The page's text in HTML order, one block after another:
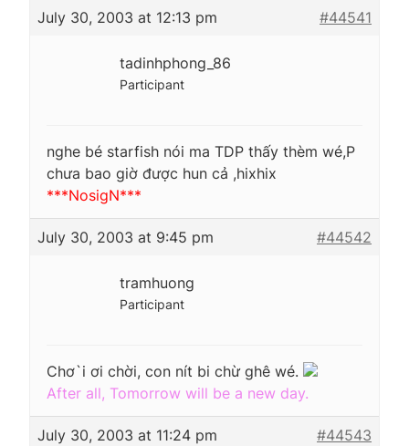
July 30, 2003 at 12:13 pm #44541
tadinhphong_86
Participant
nghe bé starfish nói ma TDP thấy thèm wé,P
chưa bao giờ được hun cả ,hixhix
***NosigN***
July 30, 2003 at 9:45 pm #44542
tramhuong
Participant
Chơ`i ơi chời, con nít bi chừ ghê wé.
After all, Tomorrow will be a new day.
July 30, 2003 at 11:24 pm #44543